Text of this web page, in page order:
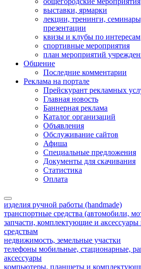
выставки, ярмарки
лекции, тренинги,
презентации
квизы и клубы по интересам
спортивные мероприятия
план мероприятий
Общение
Последние комментарии
Реклама на портале
Прейскурант рекламных
Главная новость
Баннерная реклама
Каталог организаций
Объявления
Обслуживание сайтов
Афиша
Специальные предложения
Документы для скачивания
Статистика
Оплата
изделия ручной работы (handmade)
транспортные средства (автомобили,
запчасти, комплектующие и
средствам
недвижимость, земельные участки
телефоны мобильные, стационарные,
аксессуары
компьютеры, планшеты и